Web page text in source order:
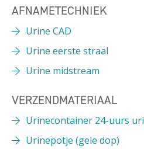
AFNAMETECHNIEK
Urine CAD
Urine eerste straal
Urine midstream
VERZENDMATERIAAL
Urinecontainer 24-uurs
Urinepotje (gele dop)